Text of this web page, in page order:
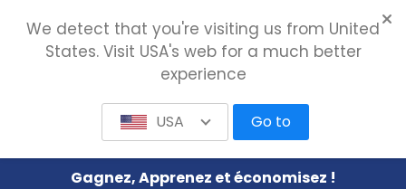
Gagnez, Apprenez et économisez !
We detect that you're visiting us from United
States. Visit USA's web for a much better
experience
USA Go to